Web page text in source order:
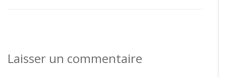
Laisser un commentaire